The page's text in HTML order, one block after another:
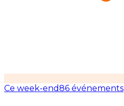
Ce week-end86 événements